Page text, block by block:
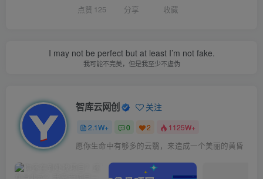
点赞 125 分享 收藏
Wish my smile clear off the sky, of all days.
微笑可以晴朗所有的天
智库云网创
2.1W+ 0 2 1125W+
别放弃梦想，奇迹每天都在上演